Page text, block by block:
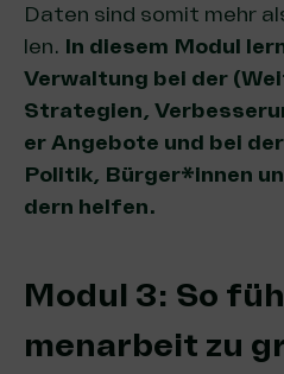
Daten sind somit mehr
len. In die­sem Modul
Ver­wal­tung bei der
Stra­te­gien,
er Ange­bo­te und bei
Poli­tik, Bürger*innen
dern helfen.
Modul 3: So
men­ar­beit zu